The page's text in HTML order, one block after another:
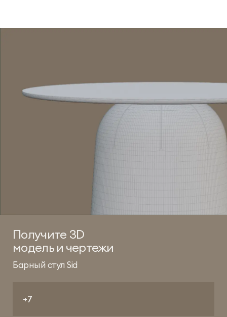
Получите 3D
модель и чертежи
Барный стул Sid